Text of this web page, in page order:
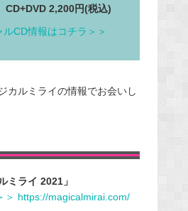
CD+DVD 2,200円(税込)
CD情報はコチラ＞＞
カルミライの情報でお会いし
ミライ 2021」
＞ https://magicalmirai.com/